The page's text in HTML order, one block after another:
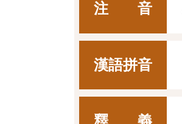
注 音
漢語拼音